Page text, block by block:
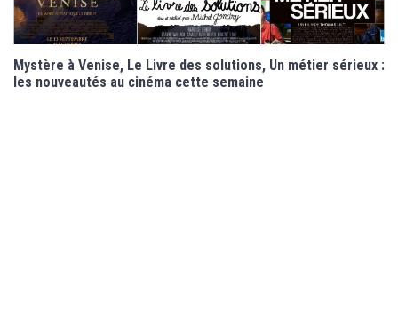
Mystère à Venise, Le Livre des solutions, Un métier sérieux :
les nouveautés au cinéma cette semaine